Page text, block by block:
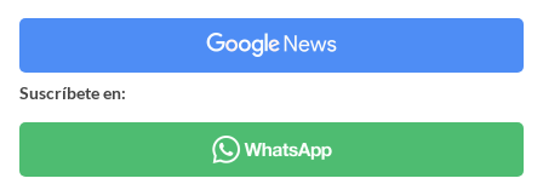
Suscríbete en: